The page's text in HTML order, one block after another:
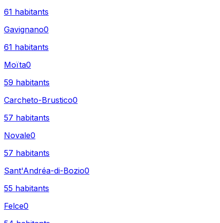
61 habitants
Gavignano0
61 habitants
Moïta0
59 habitants
Carcheto-Brustico0
57 habitants
Novale0
57 habitants
Sant'Andréa-di-Bozio0
55 habitants
Felce0